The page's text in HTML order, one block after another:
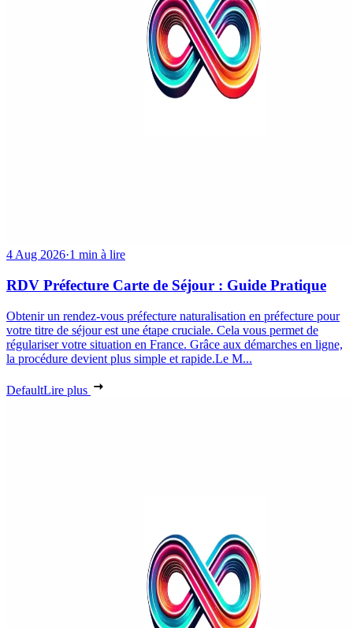
4 Aug 2026·1 min à lire
RDV Préfecture Carte de Séjour : Guide Pratique
Obtenir un rendez-vous préfecture naturalisation en préfecture pour
votre titre de séjour est une étape cruciale. Cela vous permet de
régulariser votre situation en France. Grâce aux démarches en ligne,
la procédure devient plus simple et rapide.Le M...
DefaultLire plus